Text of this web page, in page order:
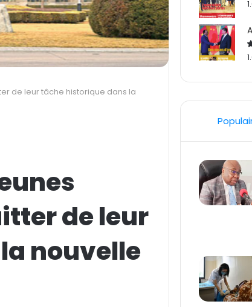
de leur tâche historique dans la
de leur
nouvelle